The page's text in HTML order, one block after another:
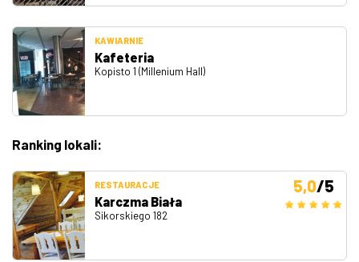
KAWIARNIE
Kafeteria
Kopisto 1 (Millenium Hall)
Ranking lokali:
RESTAURACJE
Karczma Biała
Sikorskiego 182
5,0/5